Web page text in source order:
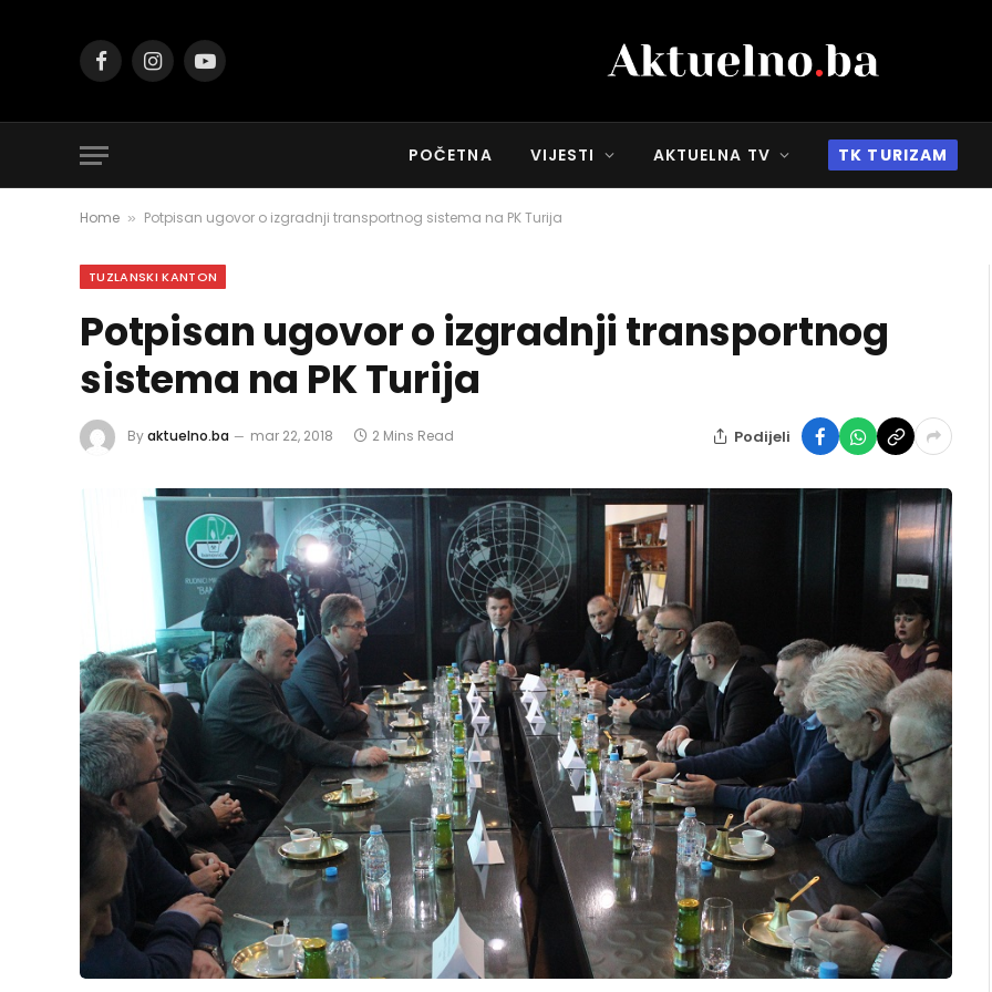
FacebookInstagramYouTube
POČETNA VIJESTI AKTUELNA TV TK TURIZAM
Home » Potpisan ugovor o izgradnji transportnog sistema na PK Turija
TUZLANSKI KANTON
Potpisan ugovor o izgradnji transportnog
sistema na PK Turija
Byaktuelno.ba mar 22, 2018 2 Mins Read Podijeli